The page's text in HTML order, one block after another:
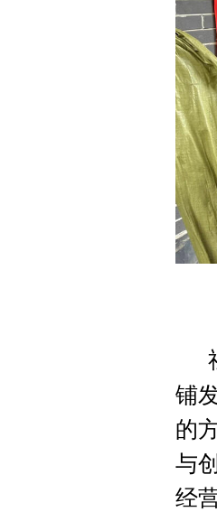
铺
的
与
经